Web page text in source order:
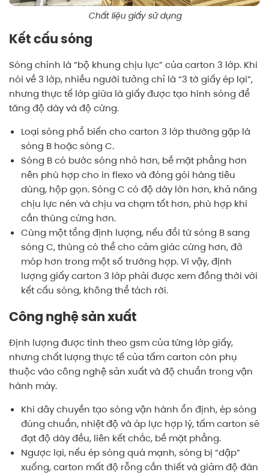
Chất liệu giấy sử dụng
Kết cấu sóng
Sóng chính là “bộ khung chịu lực” của carton 3 lớp. Khi
nói về 3 lớp, nhiều người tưởng chỉ là “3 tờ giấy ép lại”,
nhưng thực tế lớp giữa là giấy được tạo hình sóng để
tăng độ dày và độ cứng.
Loại sóng phổ biến cho carton 3 lớp thường gặp là
sóng B hoặc sóng C.
Sóng B có bước sóng nhỏ hơn, bề mặt phẳng hơn
nên phù hợp cho in flexo và đóng gói hàng tiêu
dùng, hộp gọn. Sóng C có độ dày lớn hơn, khả năng
chịu lực nén và chịu va chạm tốt hơn, phù hợp khi
cần thùng cứng hơn.
Cùng một tổng định lượng, nếu đổi từ sóng B sang
sóng C, thùng có thể cho cảm giác cứng hơn, đỡ
móp hơn trong một số trường hợp. Vì vậy, định
lượng giấy carton 3 lớp phải được xem đồng thời với
kết cấu sóng, không thể tách rời.
Công nghệ sản xuất
Định lượng được tính theo gsm của từng lớp giấy,
nhưng chất lượng thực tế của tấm carton còn phụ
thuộc vào công nghệ sản xuất và độ chuẩn trong vận
hành máy.
Khi dây chuyền tạo sóng vận hành ổn định, ép sóng
đúng chuẩn, nhiệt độ và áp lực hợp lý, tấm carton sẽ
đạt độ dày đều, liên kết chắc, bề mặt phẳng.
Ngược lại, nếu ép sóng quá mạnh, sóng bị “dập”
xuống, carton mất độ rỗng cần thiết và giảm độ đàn